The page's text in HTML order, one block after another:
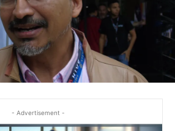
- Advertisement -